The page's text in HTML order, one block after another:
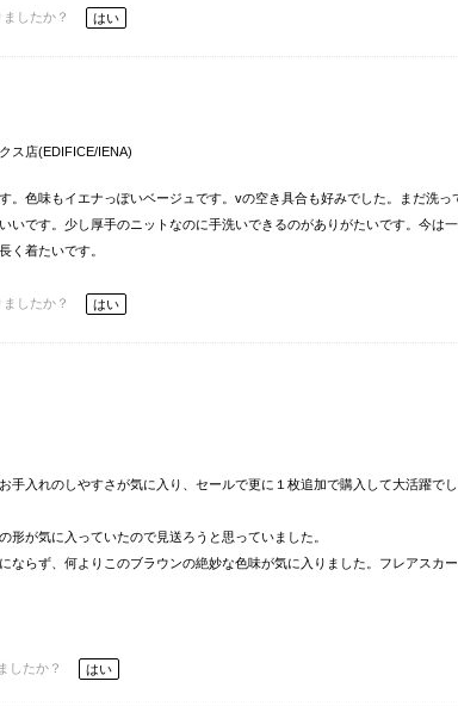
したか？ はい
ス店(EDIFICE/IENA)
。色味もイエナっぽいベージュです。vの空き具合も好みでした。まだ洗っ
いです。少し厚手のニットなのに手洗いできるのがありがたいです。今は
く着たいです。
したか？ はい
入れのしやすさが気に入り、セールで更に１枚追加で購入して大活躍でし
が気に入っていたので見送ろうと思っていました。
ならず、何よりこのブラウンの絶妙な色味が気に入りました。フレアスカ
したか？ はい